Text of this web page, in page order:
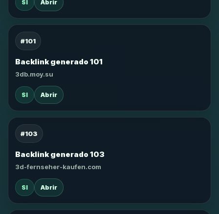
SI Abrir
#101
Backlink generado 101
3db.moy.su
SI Abrir
#103
Backlink generado 103
3d-fernseher-kaufen.com
SI Abrir